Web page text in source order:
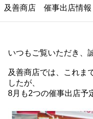
及善商店 催事出店情報
いつもご覧いただき、
及善商店では、これま
したが、
8月も2つの催事出店予